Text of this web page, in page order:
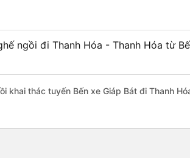
ngồi đi Thanh Hóa - Thanh Hóa từ
khai thác tuyến Bến xe Giáp Bát đi Thanh